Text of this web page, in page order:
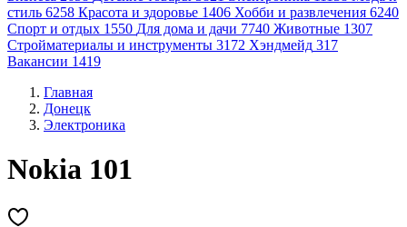
стиль 6258 Красота и здоровье 1406 Хобби и развлечения 6240
Спорт и отдых 1550 Для дома и дачи 7740 Животные 1307
Стройматериалы и инструменты 3172 Хэндмейд 317
Вакансии 1419
Главная
Донецк
Электроника
Nokia 101